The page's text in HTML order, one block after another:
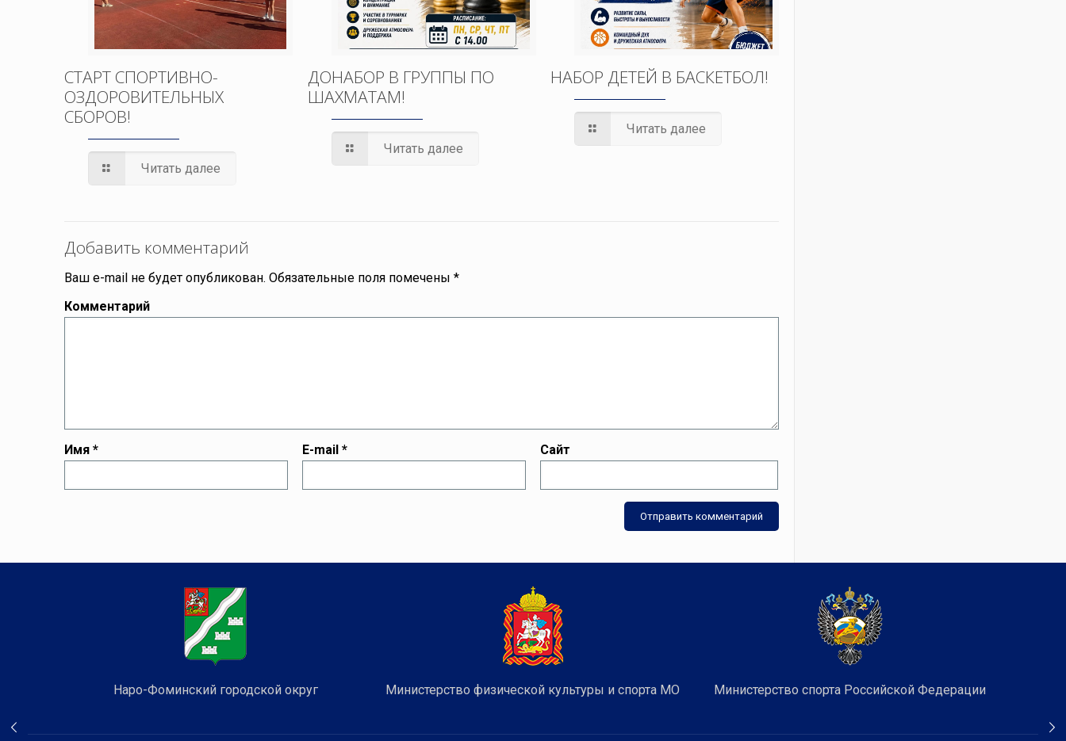
СТАРТ СПОРТИВНО-
ОЗДОРОВИТЕЛЬНЫХ
СБОРОВ!
Читать далее
ДОНАБОР В ГРУППЫ ПО
ШАХМАТАМ!
Читать далее
НАБОР ДЕТЕЙ В БАСКЕТБОЛ!
Читать далее
Добавить комментарий
Ваш e-mail не будет опубликован. Обязательные поля помечены*
Комментарий
Имя* E-mail* Сайт
Наро-Фоминский городской округ Министерство физической культуры и спорта МО Министерство спорта Российской Федерации